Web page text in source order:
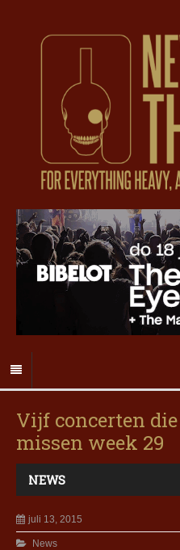
Vijf concerten
missen week 29
NEWS
juli 13, 2015
News